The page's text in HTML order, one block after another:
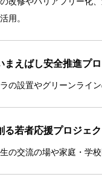
用。
まえばし安全推進プ
の設置やグリーンライ
る若者応援プロジェク
の交流の場や家庭・学